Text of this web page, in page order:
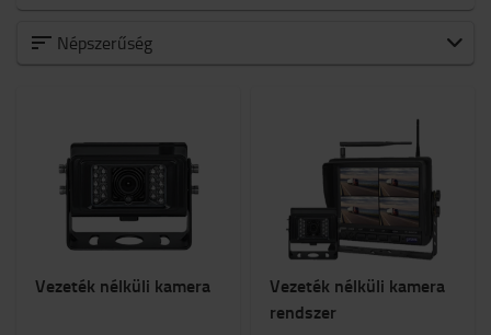
Minden Tartozékok
Targonca tartozékok
Biztonság
Kocsik és rollerek
Lámpák
Ülések
Népszerűség
Vezeték nélküli kamera
Vezeték nélküli kamera
rendszer